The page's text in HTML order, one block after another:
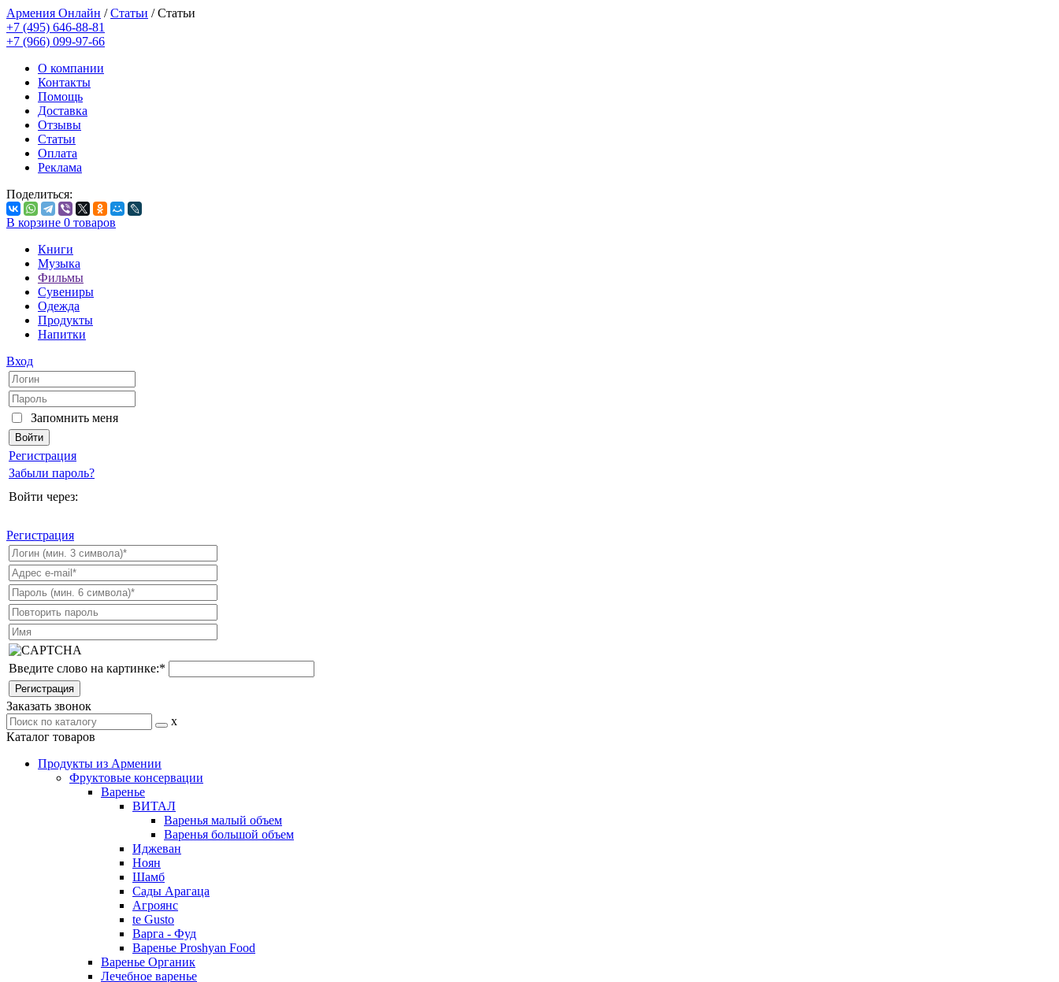
Армения Онлайн /Статьи /Статьи
+7 (495) 646-88-81
+7 (966) 099-97-66
О компании
Контакты
Помощь
Доставка
Отзывы
Статьи
Оплата
Реклама
Поделиться:
В корзине 0 товаров
Книги
Музыка
Фильмы
Сувениры
Одежда
Продукты
Напитки
Вход
Запомнить меня
Регистрация
Забыли пароль?
Войти через:
Регистрация
Введите слово на картинке:*
Заказать звонок
x
Каталог товаров
Продукты из Армении
Фруктовые консервации
Варенье
ВИТАЛ
Варенья малый объем
Варенья большой объем
Иджеван
Ноян
Шамб
Сады Арагаца
Агроянс
te Gusto
Варга - Фуд
Варенье Proshyan Food
Варенье Органик
Лечебное варенье